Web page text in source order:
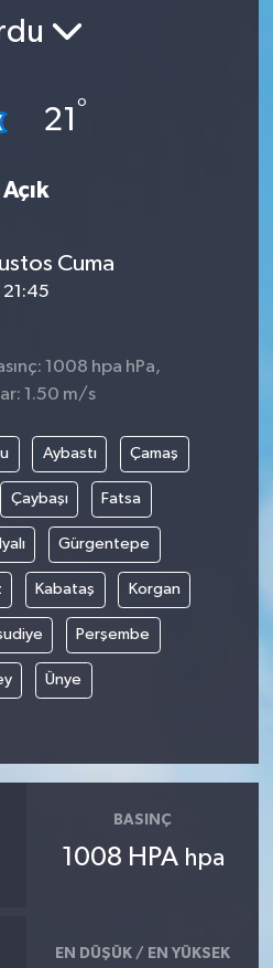
21 °
Açık
Cuma
21:45
1008 hpa hPa,
1.50 m/s
Aybastı Çamaş
Çaybaşı Fatsa
Gürgentepe
Kabataş Korgan
Perşembe
Ünye
BASINÇ
1008 HPA hpa
EN DÜŞÜK / EN YÜKSEK